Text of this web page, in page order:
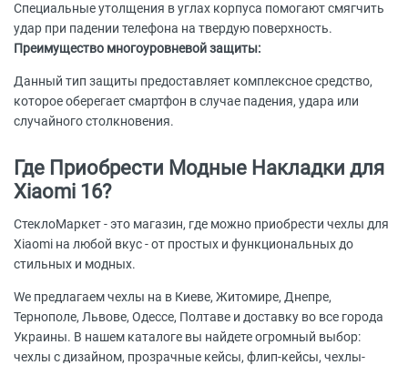
Специальные утолщения в углах корпуса помогают смягчить
удар при падении телефона на твердую поверхность.
Преимущество многоуровневой защиты:
Данный тип защиты предоставляет комплексное средство,
которое оберегает смартфон в случае падения, удара или
случайного столкновения.
Где Приобрести Модные Накладки для
Xiaomi 16?
СтеклоМаркет - это магазин, где можно приобрести чехлы для
Xiaomi на любой вкус - от простых и функциональных до
стильных и модных.
Wе предлагаем чехлы на в Киеве, Житомире, Днепре,
Тернополе, Львове, Одессе, Полтаве и доставку во все города
Украины. В нашем каталоге вы найдете огромный выбор:
чехлы с дизайном, прозрачные кейсы, флип-кейсы, чехлы-